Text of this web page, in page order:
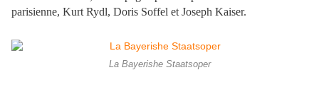
parisienne, Kurt Rydl, Doris Soffel et Joseph Kaiser.
La Bayerishe Staatsoper